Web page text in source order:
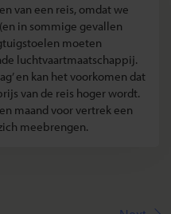
van een reis, omdat we
in sommige gevallen
moeten
luchtvaartmaatschappij.
en kan het voorkomen dat
van de reis hoger wordt.
maand voor vertrek een
meebrengen.